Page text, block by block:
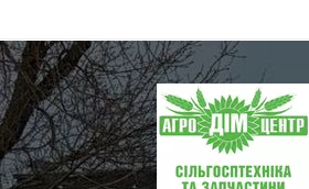
ПП
"Агродім-
центр"